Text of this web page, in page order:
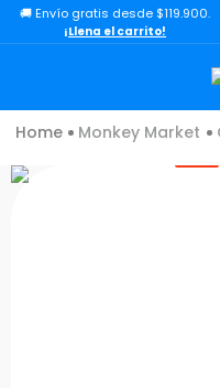
🚚 Envío gratis desde $119.900.
¡Llena el carrito!
Coleccionables
TÉRMINOS MÁS BUSCADOS
3.
carro
4